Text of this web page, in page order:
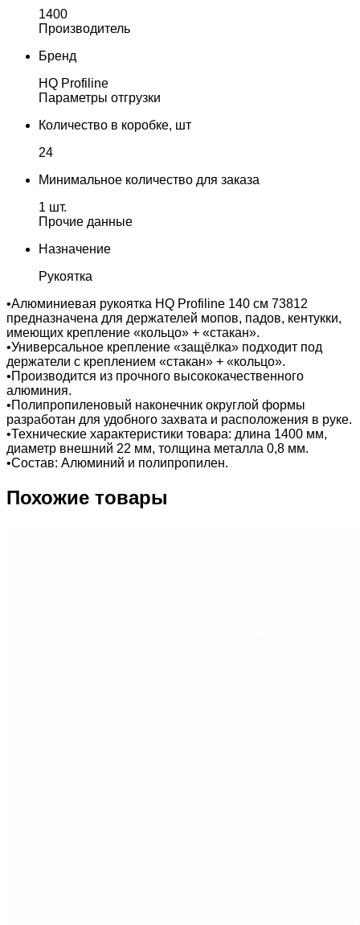
1400
Производитель
Бренд
HQ Profiline
Параметры отгрузки
Количество в коробке, шт
24
Минимальное количество для заказа
1 шт.
Прочие данные
Назначение
Рукоятка
•Алюминиевая рукоятка HQ Profiline 140 см 73812
предназначена для держателей мопов, падов, кентукки,
имеющих крепление «кольцо» + «стакан».
•Универсальное крепление «защёлка» подходит под
держатели с креплением «стакан» + «кольцо».
•Производится из прочного высококачественного
алюминия.
•Полипропиленовый наконечник округлой формы
разработан для удобного захвата и расположения в руке.
•Технические характеристики товара: длина 1400 мм,
диаметр внешний 22 мм, толщина металла 0,8 мм.
•Состав: Алюминий и полипропилен.
Похожие товары